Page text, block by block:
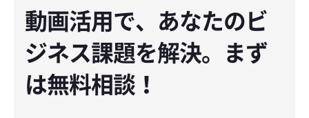
動画活用で、あなたのビ
ジネス課題を解決。まず
は無料相談！